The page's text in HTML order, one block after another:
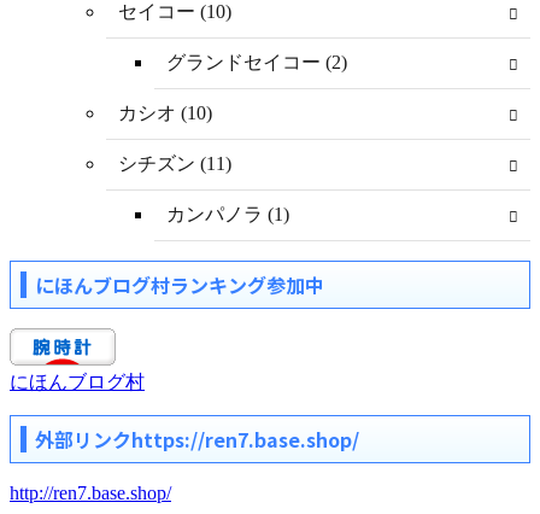
セイコー (10)
グランドセイコー (2)
カシオ (10)
シチズン (11)
カンパノラ (1)
にほんブログ村ランキング参加中
にほんブログ村
外部リンクhttps://ren7.base.shop/
http://ren7.base.shop/